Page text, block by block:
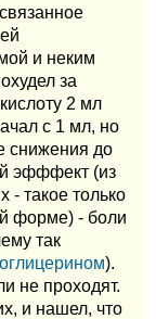
и неким
за
2 мл
с 1 мл, но
снижения до
эфффект (из
- такое только
форме) - боли
так
).
не проходят.
и нашел, что